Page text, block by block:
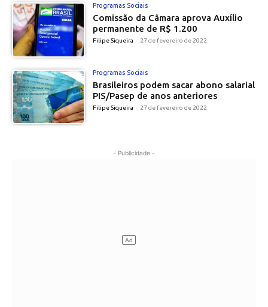
Programas Sociais
Comissão da Câmara aprova Auxílio
permanente de R$ 1.200
Filipe Siqueira - 27 de fevereiro de 2022
Programas Sociais
Brasileiros podem sacar abono salarial
PIS/Pasep de anos anteriores
Filipe Siqueira - 27 de fevereiro de 2022
- Publicidade -